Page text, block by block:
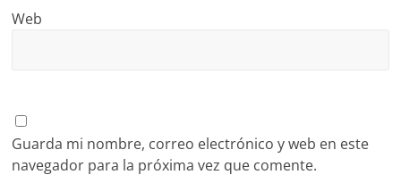
Web
Guarda mi nombre, correo electrónico y web en este
navegador para la próxima vez que comente.